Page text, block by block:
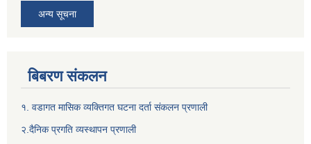
अन्य सूचना
बिबरण संकलन
१. वडागत मासिक व्यक्तिगत घटना दर्ता संकलन प्रणाली
२.दैनिक प्रगति व्यस्थापन प्रणाली